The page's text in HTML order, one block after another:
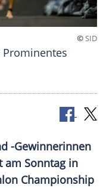
©SID
-Gewinnerinnen
am Sonntag in
Championship